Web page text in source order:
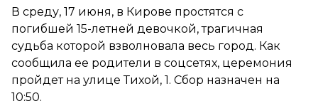
В среду, 17 июня, в Кирове простятся с
погибшей 15-летней девочкой, трагичная
судьба которой взволновала весь город. Как
сообщила ее родители в соцсетях, церемония
пройдет на улице Тихой, 1. Сбор назначен на
10:50.